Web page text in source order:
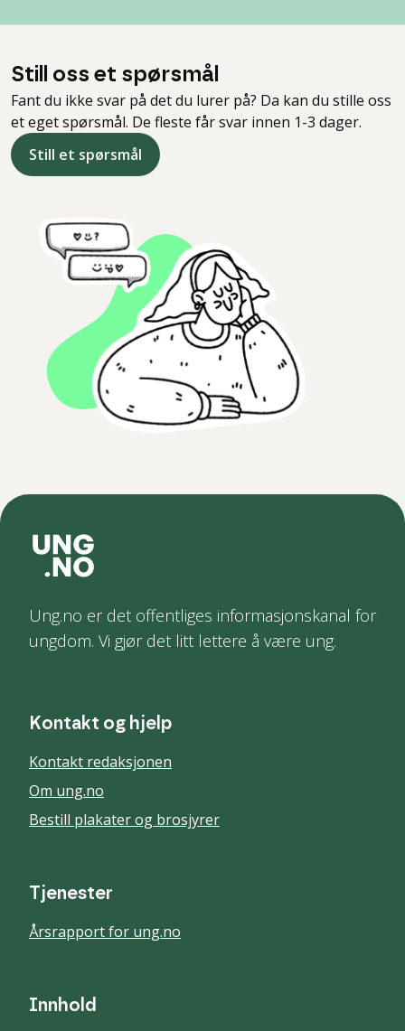
Still oss et spørsmål
Fant du ikke svar på det du lurer på? Da kan du stille oss
et eget spørsmål. De fleste får svar innen 1-3 dager.
Still et spørsmål
Ung.no er det offentliges informasjonskanal for
ungdom. Vi gjør det litt lettere å være ung.
Kontakt og hjelp
Kontakt redaksjonen
Om ung.no
Bestill plakater og brosjyrer
Tjenester
Årsrapport for ung.no
Innhold